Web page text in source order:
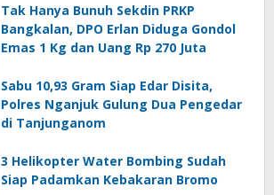
Tak Hanya Bunuh Sekdin PRKP
Bangkalan, DPO Erlan Diduga Gondol
Emas 1 Kg dan Uang Rp 270 Juta
Sabu 10,93 Gram Siap Edar Disita,
Polres Nganjuk Gulung Dua Pengedar
di Tanjunganom
3 Helikopter Water Bombing Sudah
Siap Padamkan Kebakaran Bromo